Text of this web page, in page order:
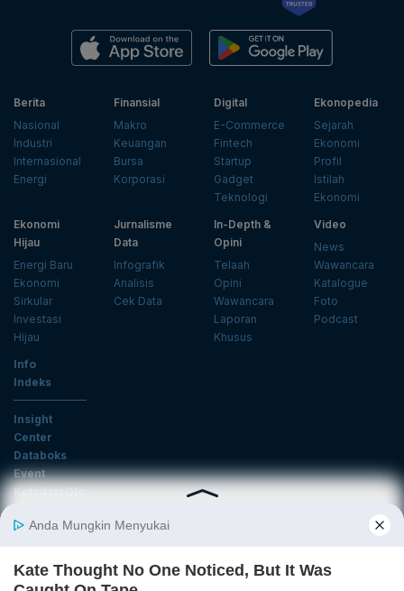
Berita
Nasional
Industri
Internasional
Energi
Finansial
Makro
Keuangan
Bursa
Korporasi
Digital
E-Commerce
Fintech
Startup
Gadget
Teknologi
Ekonopedia
Sejarah
Ekonomi
Profil
Istilah
Ekonomi
Ekonomi
Hijau
Energi Baru
Ekonomi
Sirkular
Investasi
Hijau
Jurnalisme
Data
Infografik
Analisis
Cek Data
In-Depth &
Opini
Telaah
Opini
Wawancara
Laporan
Khusus
Video
News
Wawancara
Katalogue
Foto
Podcast
Info
Indeks
Insight
Center
Databoks
Event
KatadataOto
Email